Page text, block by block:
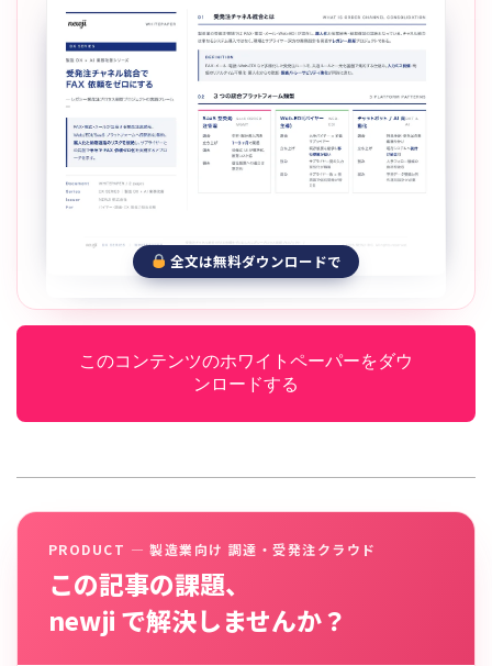
全文は無料ダウンロードで
このコンテンツのホワイトペーパーをダウ
ンロードする
PRODUCT — 製造業向け 調達・受発注クラウド
この記事の課題、
newji で解決しませんか？